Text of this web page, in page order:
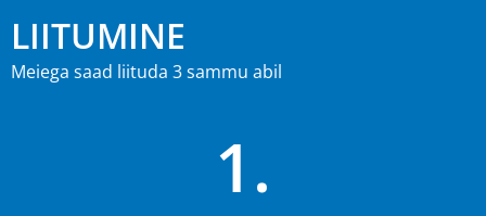
LIITUMINE
Meiega saad liituda 3 sammu abil
1.